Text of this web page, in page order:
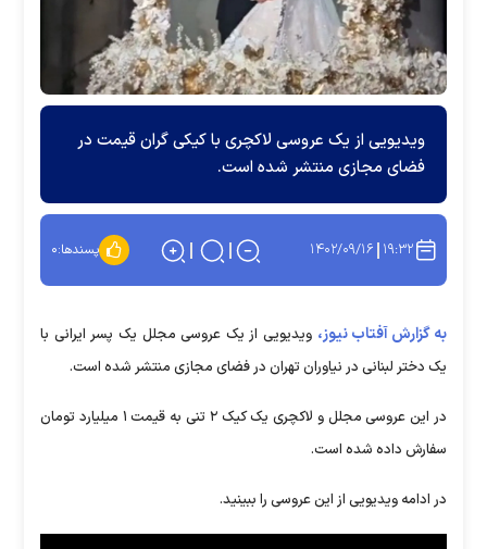
ویدیویی از یک عروسی لاکچری با کیکی گران قیمت در
فضای مجازی منتشر شده است.
۱۹:۳۲ ۱۴۰۲/۰۹/۱۶ پسندها:۰
به گزارش آفتاب نیوز، ویدیویی از یک عروسی مجلل یک پسر ایرانی با
یک دختر لبنانی در نیاوران تهران در فضای مجازی منتشر شده است.
در این عروسی مجلل و لاکچری یک کیک ۲ تنی به قیمت ۱ میلیارد تومان
سفارش داده شده است.
در ادامه ویدیویی از این عروسی را ببینید.